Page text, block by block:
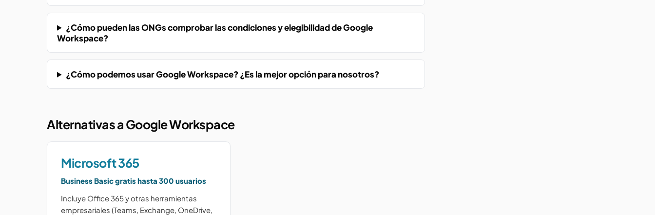
¿Cómo pueden las ONGs comprobar las condiciones y elegibilidad de Google
Workspace?
¿Cómo podemos usar Google Workspace? ¿Es la mejor opción para nosotros?
Alternativas a Google Workspace
Microsoft 365
Business Basic gratis hasta 300 usuarios
Incluye Office 365 y otras herramientas
empresariales (Teams, Exchange, OneDrive,